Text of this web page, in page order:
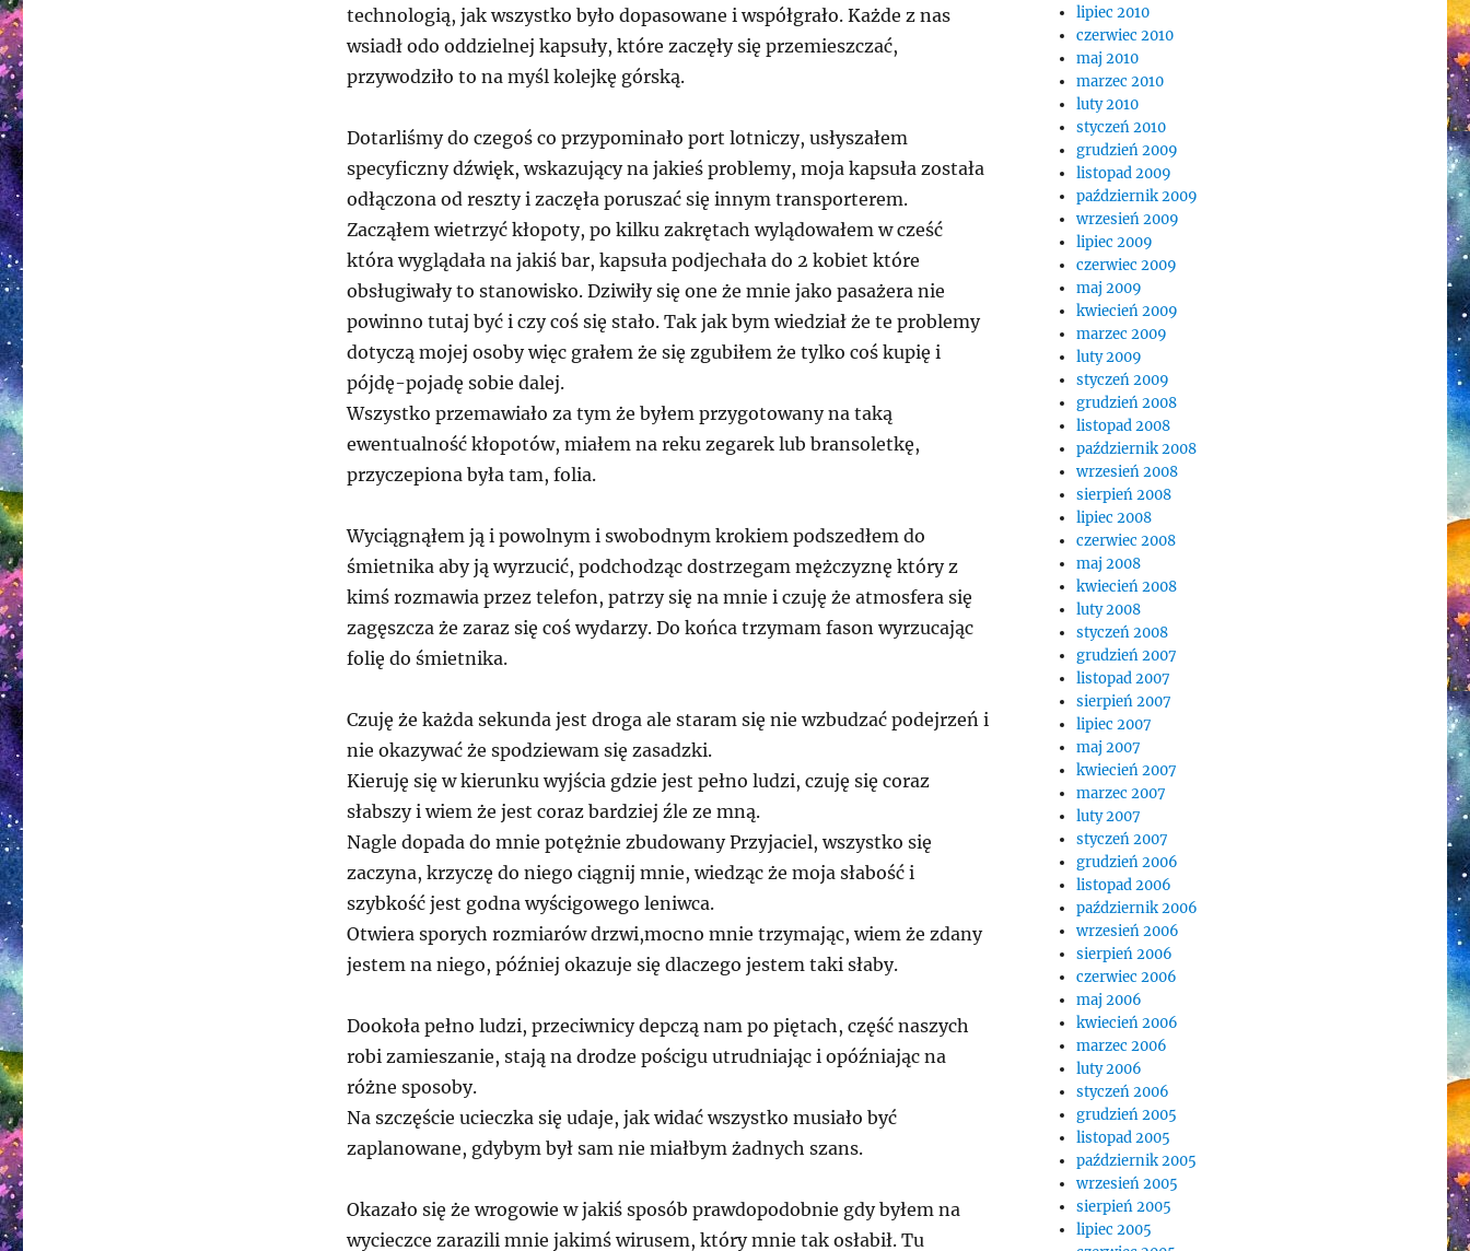
technologią, jak wszystko było dopasowane i współgrało. Każde z nas
wsiadł odo oddzielnej kapsuły, które zaczęły się przemieszczać,
przywodziło to na myśl kolejkę górską.
Dotarliśmy do czegoś co przypominało port lotniczy, usłyszałem
specyficzny dźwięk, wskazujący na jakieś problemy, moja kapsuła została
odłączona od reszty i zaczęła poruszać się innym transporterem.
Zacząłem wietrzyć kłopoty, po kilku zakrętach wylądowałem w cześć
która wyglądała na jakiś bar, kapsuła podjechała do 2 kobiet które
obsługiwały to stanowisko. Dziwiły się one że mnie jako pasażera nie
powinno tutaj być i czy coś się stało. Tak jak bym wiedział że te problemy
dotyczą mojej osoby więc grałem że się zgubiłem że tylko coś kupię i
pójdę-pojadę sobie dalej.
Wszystko przemawiało za tym że byłem przygotowany na taką
ewentualność kłopotów, miałem na reku zegarek lub bransoletkę,
przyczepiona była tam, folia.
Wyciągnąłem ją i powolnym i swobodnym krokiem podszedłem do
śmietnika aby ją wyrzucić, podchodząc dostrzegam mężczyznę który z
kimś rozmawia przez telefon, patrzy się na mnie i czuję że atmosfera się
zagęszcza że zaraz się coś wydarzy. Do końca trzymam fason wyrzucając
folię do śmietnika.
Czuję że każda sekunda jest droga ale staram się nie wzbudzać podejrzeń i
nie okazywać że spodziewam się zasadzki.
Kieruję się w kierunku wyjścia gdzie jest pełno ludzi, czuję się coraz
słabszy i wiem że jest coraz bardziej źle ze mną.
Nagle dopada do mnie potężnie zbudowany Przyjaciel, wszystko się
zaczyna, krzyczę do niego ciągnij mnie, wiedząc że moja słabość i
szybkość jest godna wyścigowego leniwca.
Otwiera sporych rozmiarów drzwi,mocno mnie trzymając, wiem że zdany
jestem na niego, później okazuje się dlaczego jestem taki słaby.
Dookoła pełno ludzi, przeciwnicy depczą nam po piętach, część naszych
robi zamieszanie, stają na drodze pościgu utrudniając i opóźniając na
różne sposoby.
Na szczęście ucieczka się udaje, jak widać wszystko musiało być
zaplanowane, gdybym był sam nie miałbym żadnych szans.
Okazało się że wrogowie w jakiś sposób prawdopodobnie gdy byłem na
wycieczce zarazili mnie jakimś wirusem, który mnie tak osłabił. Tu
lipiec 2010
czerwiec 2010
maj 2010
marzec 2010
luty 2010
styczeń 2010
grudzień 2009
listopad 2009
październik 2009
wrzesień 2009
lipiec 2009
czerwiec 2009
maj 2009
kwiecień 2009
marzec 2009
luty 2009
styczeń 2009
grudzień 2008
listopad 2008
październik 2008
wrzesień 2008
sierpień 2008
lipiec 2008
czerwiec 2008
maj 2008
kwiecień 2008
luty 2008
styczeń 2008
grudzień 2007
listopad 2007
sierpień 2007
lipiec 2007
maj 2007
kwiecień 2007
marzec 2007
luty 2007
styczeń 2007
grudzień 2006
listopad 2006
październik 2006
wrzesień 2006
sierpień 2006
czerwiec 2006
maj 2006
kwiecień 2006
marzec 2006
luty 2006
styczeń 2006
grudzień 2005
listopad 2005
październik 2005
wrzesień 2005
sierpień 2005
lipiec 2005